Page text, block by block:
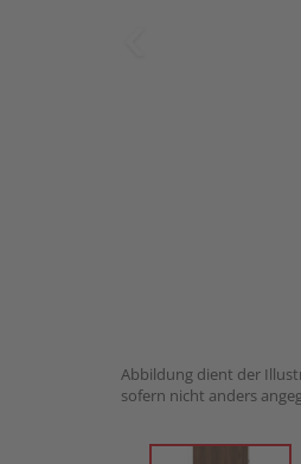
Abbildung dient der
sofern nicht anders